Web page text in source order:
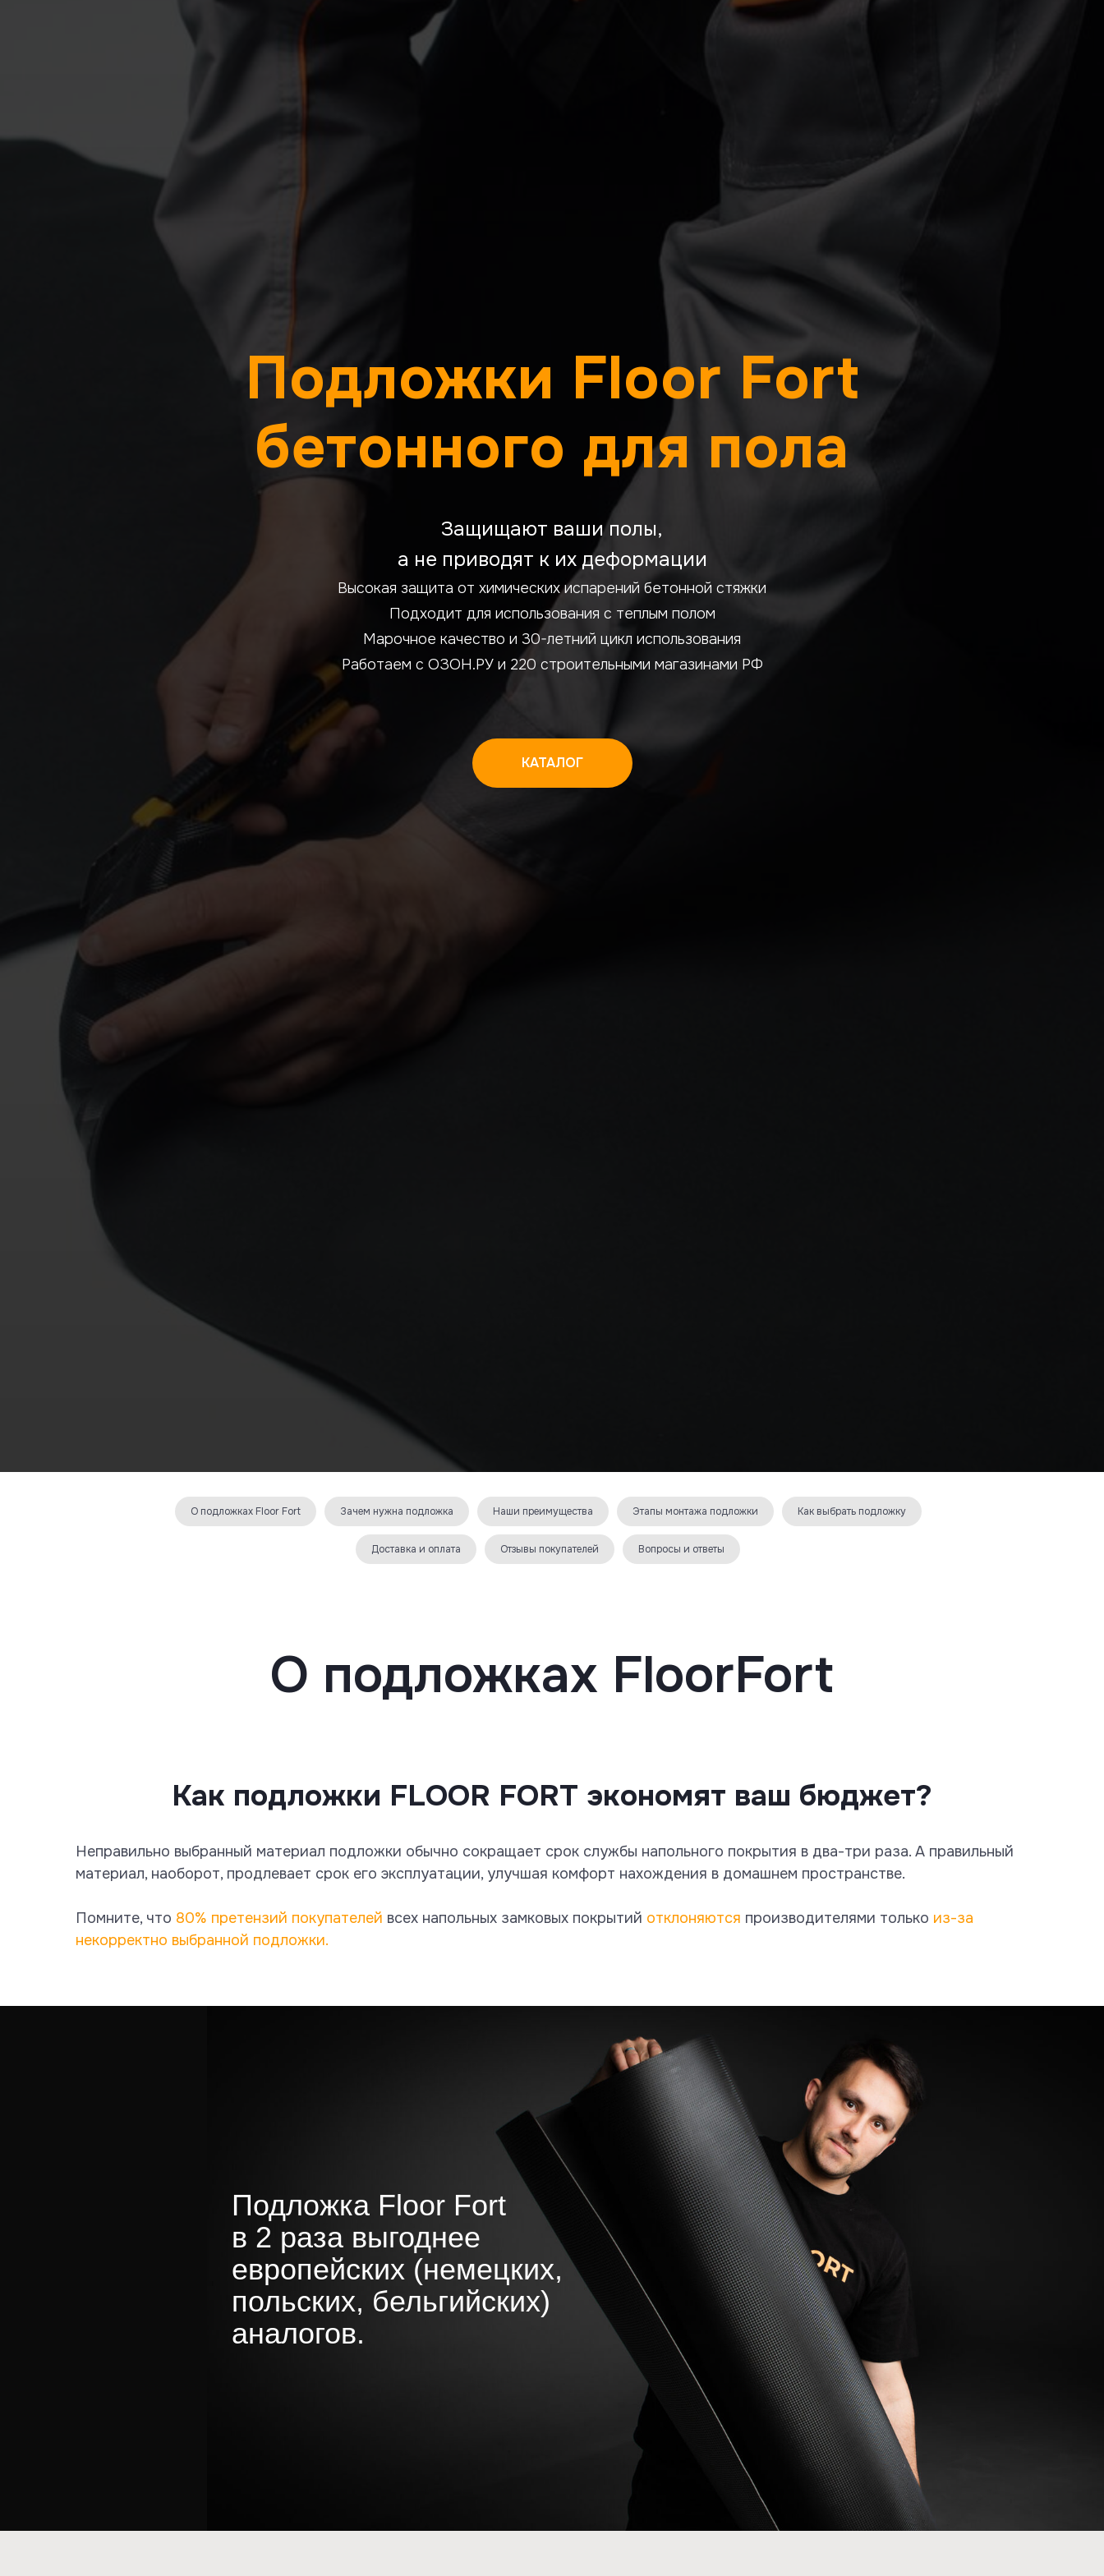
Подложки Floor Fort
бетонного для пола
Защищают ваши полы,
а не приводят к их деформации
Высокая защита от химических испарений бетонной стяжки
Подходит для использования с теплым полом
Марочное качество и 30-летний цикл использования
Работаем с ОЗОН.РУ и 220 строительными магазинами РФ
КАТАЛОГ
О подложках Floor Fort Зачем нужна подложка Наши преимущества Этапы монтажа подложки Как выбрать подложку
Доставка и оплата Отзывы покупателей Вопросы и ответы
О подложках FloorFort
Как подложки FLOOR FORT экономят ваш бюджет?
Неправильно выбранный материал подложки обычно сокращает срок службы напольного покрытия в два-три раза. А правильный
материал, наоборот, продлевает срок его эксплуатации, улучшая комфорт нахождения в домашнем пространстве.
Помните, что 80% претензий покупателей всех напольных замковых покрытий отклоняются производителями только из-за
некорректно выбранной подложки.Подложка Floor Fort
польских, бельгийских)